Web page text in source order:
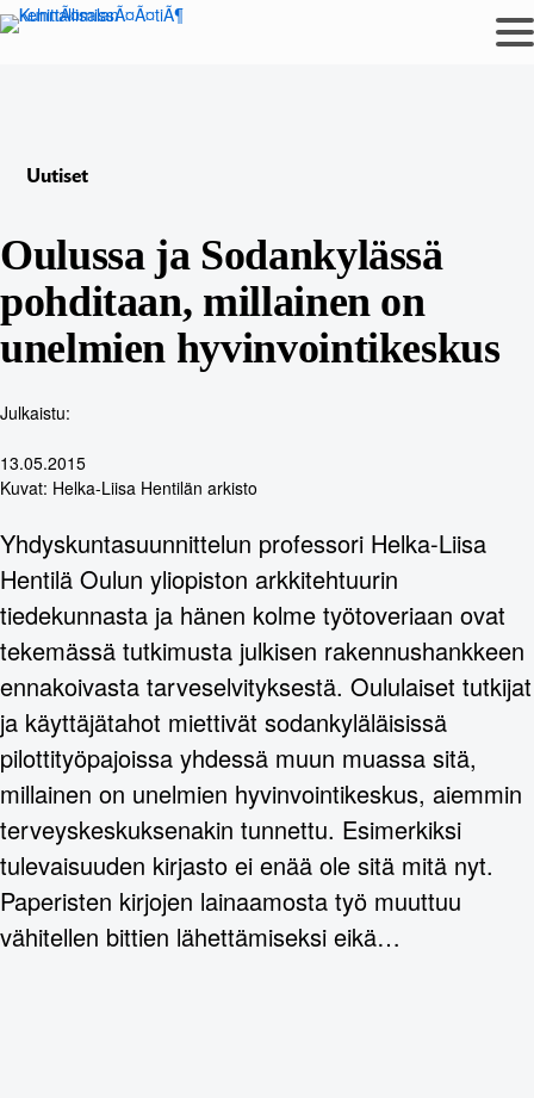
Siirry
sisältöön
Uutiset
Oulussa ja Sodankylässä
pohditaan, millainen on
unelmien hyvinvointikeskus
Julkaistu:
13.05.2015
Kuvat: Helka-Liisa Hentilän arkisto
Yhdyskuntasuunnittelun professori Helka-Liisa
Hentilä Oulun yliopiston arkkitehtuurin
tiedekunnasta ja hänen kolme työtoveriaan ovat
tekemässä tutkimusta julkisen rakennushankkeen
ennakoivasta tarveselvityksestä. Oululaiset tutkijat
ja käyttäjätahot miettivät sodankyläläisissä
pilottityöpajoissa yhdessä muun muassa sitä,
millainen on unelmien hyvinvointikeskus, aiemmin
terveyskeskuksenakin tunnettu. Esimerkiksi
tulevaisuuden kirjasto ei enää ole sitä mitä nyt.
Paperisten kirjojen lainaamosta työ muuttuu
vähitellen bittien lähettämiseksi eikä…